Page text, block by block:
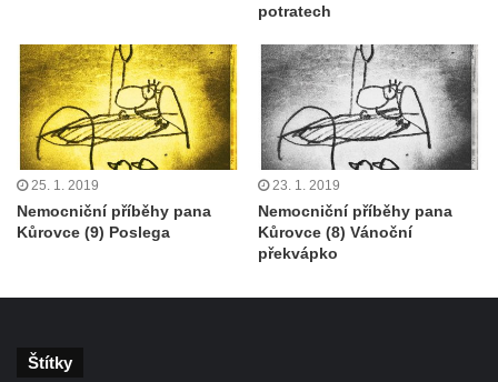
potratech
25. 1. 2019
Nemocniční příběhy pana
Kůrovce (9) Poslega
23. 1. 2019
Nemocniční příběhy pana
Kůrovce (8) Vánoční
překvápko
Štítky